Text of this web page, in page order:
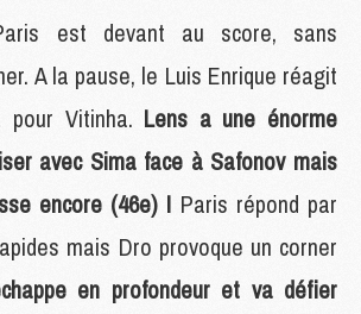
est devant au score, sans
A la pause, le Luis Enrique réagit
Vitinha. Lens a une énorme
avec Sima face à Safonov mais
encore (46e) ! Paris répond par
mais Dro provoque un corner
en profondeur et va défier